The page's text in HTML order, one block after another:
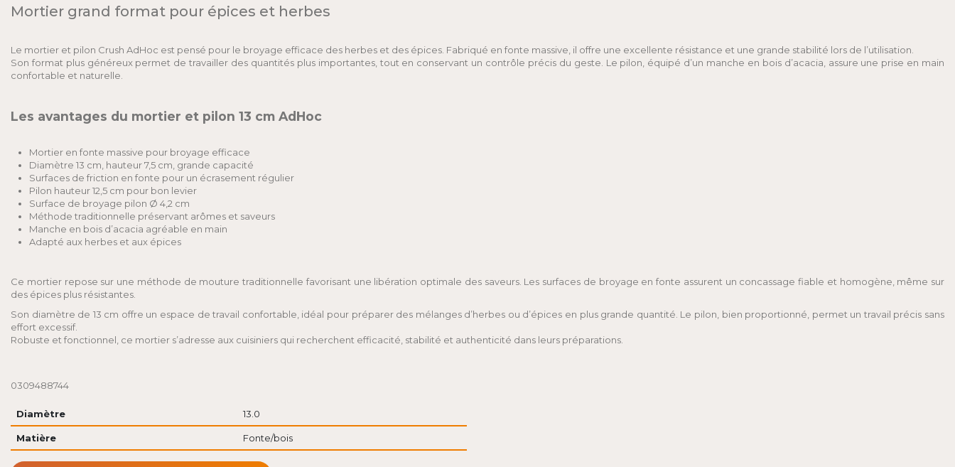
Mortier grand format pour épices et herbes
Le mortier et pilon Crush AdHoc est pensé pour le broyage efficace des herbes et des épices. Fabriqué en fonte massive, il offre une excellente résistance et une grande stabilité lors de l’utilisation.
Son format plus généreux permet de travailler des quantités plus importantes, tout en conservant un contrôle précis du geste. Le pilon, équipé d’un manche en bois d’acacia, assure une prise en main
confortable et naturelle.
Les avantages du mortier et pilon 13 cm AdHoc
Mortier en fonte massive pour broyage efficace
Diamètre 13 cm, hauteur 7,5 cm, grande capacité
Surfaces de friction en fonte pour un écrasement régulier
Pilon hauteur 12,5 cm pour bon levier
Surface de broyage pilon Ø 4,2 cm
Méthode traditionnelle préservant arômes et saveurs
Manche en bois d’acacia agréable en main
Adapté aux herbes et aux épices
Ce mortier repose sur une méthode de mouture traditionnelle favorisant une libération optimale des saveurs. Les surfaces de broyage en fonte assurent un concassage fiable et homogène, même sur
des épices plus résistantes.
Son diamètre de 13 cm offre un espace de travail confortable, idéal pour préparer des mélanges d’herbes ou d’épices en plus grande quantité. Le pilon, bien proportionné, permet un travail précis sans
effort excessif.
Robuste et fonctionnel, ce mortier s’adresse aux cuisiniers qui recherchent efficacité, stabilité et authenticité dans leurs préparations.
0309488744
Diamètre 13.0
Matière Fonte/bois